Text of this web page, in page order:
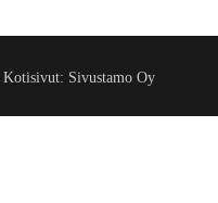
Kotisivut: Sivustamo Oy